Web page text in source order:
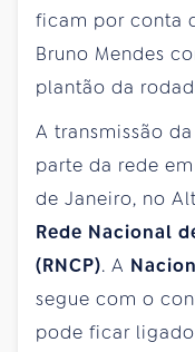
ficam por conta
Bruno Mendes
plantão da
A transmissão
parte da rede
de Janeiro, no
Rede Nacional
(RNCP). A
segue com o
pode ficar